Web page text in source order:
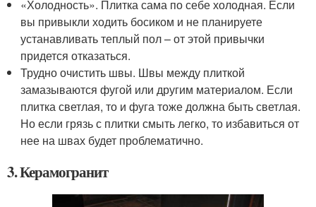
«Холодность». Плитка сама по себе холодная. Если
вы привыкли ходить босиком и не планируете
устанавливать теплый пол – от этой привычки
придется отказаться.
Трудно очистить швы. Швы между плиткой
замазываются фугой или другим материалом. Если
плитка светлая, то и фуга тоже должна быть светлая.
Но если грязь с плитки смыть легко, то избавиться от
нее на швах будет проблематично.
3. Керамогранит